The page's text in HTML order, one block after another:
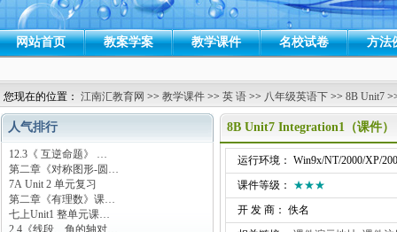
网站首页 教案学案 教学课件 名校试卷 方法
您现在的位置： 江南汇教育网 >> 教学课件 >> 英 语 >> 八年级英语下 >> 8B Unit7
人气排行
12.3《 互逆命题》 …
第二章《对称图形-圆…
7A Unit 2 单元复习
第二章《有理数》课…
七上Unit1 整单元课…
2.4《线段、角的轴对…
8B Unit7 Integration1（课件）
运行环境： Win9x/NT/2000/XP/
课件等级： ★★★
开 发 商： 佚名